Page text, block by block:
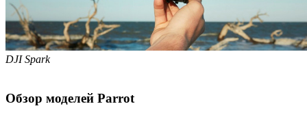
DJI Spark
Обзор моделей Parrot